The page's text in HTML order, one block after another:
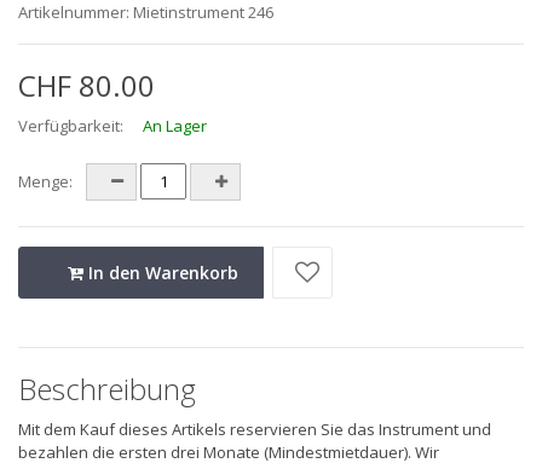
Artikelnummer: Mietinstrument 246
CHF 80.00
Verfügbarkeit: An Lager
Menge:
In den Warenkorb
Beschreibung
Mit dem Kauf dieses Artikels reservieren Sie das Instrument und
bezahlen die ersten drei Monate (Mindestmietdauer). Wir